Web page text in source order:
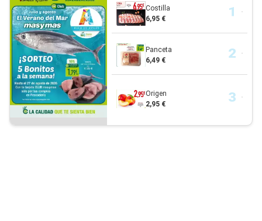
Costilla
6,95 €
Panceta
6,49 €
Origen
2,95 €